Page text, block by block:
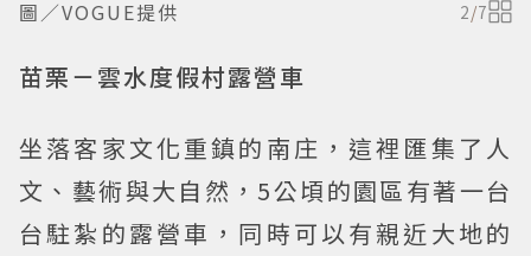
圖／VOGUE提供 2/7
苗栗－雲水度假村露營車
坐落客家文化重鎮的南庄，這裡匯集了人
文、藝術與大自然，5公頃的園區有著一台
台駐紮的露營車，同時可以有親近大地的